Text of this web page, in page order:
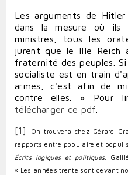
Les arguments de
dans la mesure où ils
ministres, tous les
jurent que le IIIe Reich
fraternité des peuples.
socialiste est en train
armes, c'est afin de
contre elles. » Pour
télécharger ce pdf
[1]
On trouvera chez Gérard
rapports entre populaire et
Écrits logiques et politiques,
« Les années trente sont devant